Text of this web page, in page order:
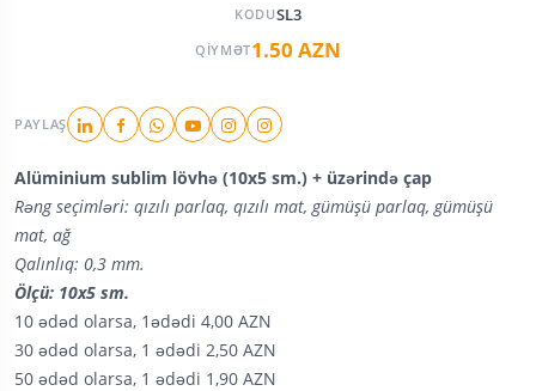
KODUSL3
QIYMƏT1.50 AZN
PAYLAŞ
Alüminium sublim lövhə (10x5 sm.) + üzərində çap
Rəng seçimləri: qızılı parlaq, qızılı mat, gümüşü parlaq, gümüşü
mat, ağ
Qalınlıq: 0,3 mm.
Ölçü: 10x5 sm.
10 ədəd olarsa, 1ədədi 4,00 AZN
30 ədəd olarsa, 1 ədədi 2,50 AZN
50 ədəd olarsa, 1 ədədi 1,90 AZN